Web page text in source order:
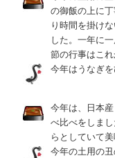
の御飯の上に
り時間を掛け
した。一年に
節の行事はこ
今年はうなぎ
今年は、日本
べ比べをしま
らとしていて
今年の土用の